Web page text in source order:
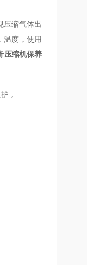
压缩气体出
温度，使用
压缩机保养
。